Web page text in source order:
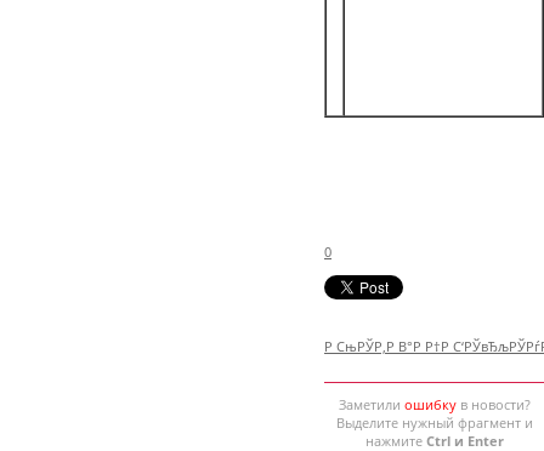
0
Р СњРЎР‚Р В°Р Р†Р
Заметили ошибкув новости?
Выделите нужный фрагмент и
нажмите Ctrl и Enter